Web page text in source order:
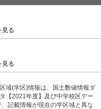
見る
見る
域(学区)情報は、国土数値情報ダ
【2021年度】及び中学校区デー
記載情報が現在の学区域と異な